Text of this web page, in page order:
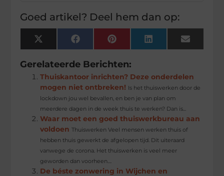
Goed artikel? Deel hem dan op:
X
(Twitter)
FacebookPinterest LinkedIn Email
Gerelateerde Berichten:
Thuiskantoor inrichten? Deze onderdelen
mogen niet ontbreken! Is het thuiswerken door de
lockdown jou wel bevallen, en ben je van plan om
meerdere dagen in de week thuis te werken? Dan is...
Waar moet een goed thuiswerkbureau aan
voldoen Thuiswerken Veel mensen werken thuis of
hebben thuis gewerkt de afgelopen tijd. Dit uiteraard
vanwege de corona. Het thuiswerken is veel meer
geworden dan voorheen....
De béste zonwering in Wijchen en